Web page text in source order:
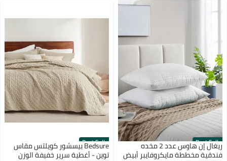
Best Seller ريغال إن هاوس عدد 2 مخده
فندقية مخططة مايكروفايبر أبيض
Best SellerBedsure بيسشور كويلتس مقاس
توين - أغطية سرير خفيفة الوزن